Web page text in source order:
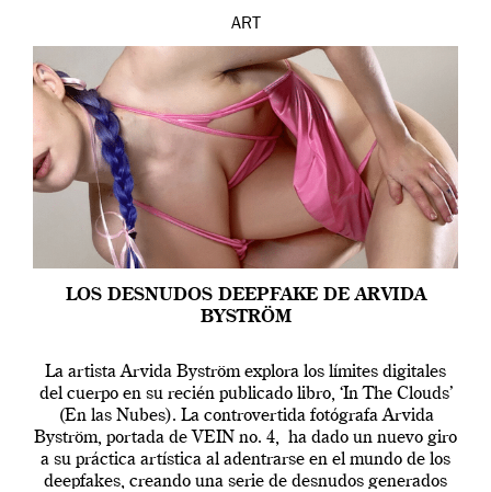
ART
LOS DESNUDOS DEEPFAKE DE ARVIDA
BYSTRÖM
La artista Arvida Byström explora los límites digitales
del cuerpo en su recién publicado libro, ‘In The Clouds’
(En las Nubes). La controvertida fotógrafa Arvida
Byström, portada de VEIN no. 4, ha dado un nuevo giro
a su práctica artística al adentrarse en el mundo de los
deepfakes, creando una serie de desnudos generados